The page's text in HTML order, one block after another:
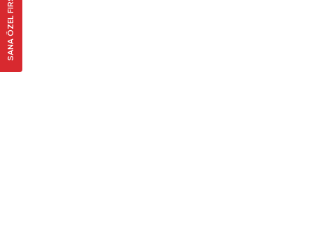
SANA ÖZEL FIRSAT